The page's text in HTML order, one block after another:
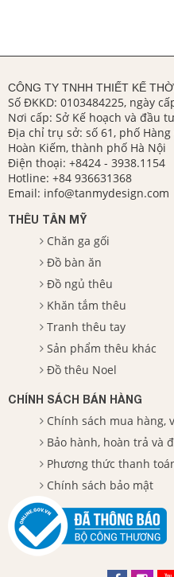
CÔNG TY TNHH THIẾT KẾ
Số ĐKKD: 0103484225, ngày
Nơi cấp: Sở Kế hoạch và đầu
Địa chỉ trụ sở: số 61, phố
Hoàn Kiếm, thành phố Hà Nội
Điện thoại: +8424 - 3938.1154
Hotline: +84 936631368
Email: info@tanmydesign.com
THÊU TÂN MỸ
Chăn ga gối
Đồ bàn ăn
Đồ ngủ thêu
Khăn tắm thêu
Tranh thêu tay
Sản phẩm thêu khác
Đồ thêu Noel
CHÍNH SÁCH BÁN HÀNG
Chính sách mua hàng,
Bảo hành, hoàn trả và
Phương thức thanh
Chính sách bảo mật